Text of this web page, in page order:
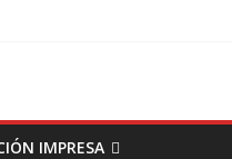
IMPRESA